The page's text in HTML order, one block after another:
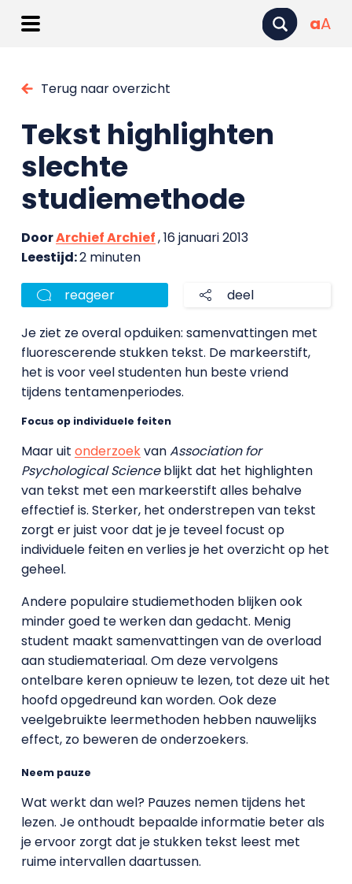
aA
Terug naar overzicht
Tekst highlighten
slechte
studiemethode
DoorArchief Archief, 16 januari 2013
Leestijd:2 minuten
reageer deel
Je ziet ze overal opduiken: samenvattingen met
fluorescerende stukken tekst. De markeerstift,
het is voor veel studenten hun beste vriend
tijdens tentamenperiodes.
Focus op individuele feiten
Maar uit onderzoekvanAssociation for
Psychological Scienceblijkt dat het highlighten
van tekst met een markeerstift alles behalve
effectief is. Sterker, het onderstrepen van tekst
zorgt er juist voor dat je je teveel focust op
individuele feiten en verlies je het overzicht op het
geheel.
Andere populaire studiemethoden blijken ook
minder goed te werken dan gedacht. Menig
student maakt samenvattingen van de overload
aan studiemateriaal. Om deze vervolgens
ontelbare keren opnieuw te lezen, tot deze uit het
hoofd opgedreund kan worden. Ook deze
veelgebruikte leermethoden hebben nauwelijks
effect, zo beweren de onderzoekers.
Neem pauze
Wat werkt dan wel? Pauzes nemen tijdens het
lezen. Je onthoudt bepaalde informatie beter als
je ervoor zorgt dat je stukken tekst leest met
ruime intervallen daartussen.